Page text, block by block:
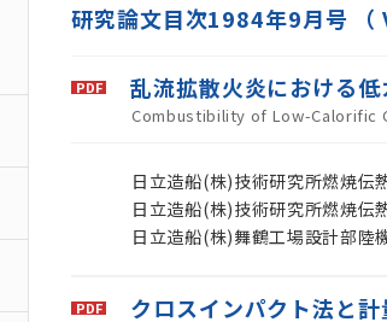
研究論文目次1984年9月号 （
乱流拡散火炎における
Combustibility of Low-Calorific
日立造船(株)技術研究所燃焼伝
日立造船(株)技術研究所燃焼伝
日立造船(株)舞鶴工場設計部陸
クロスインパクト法と